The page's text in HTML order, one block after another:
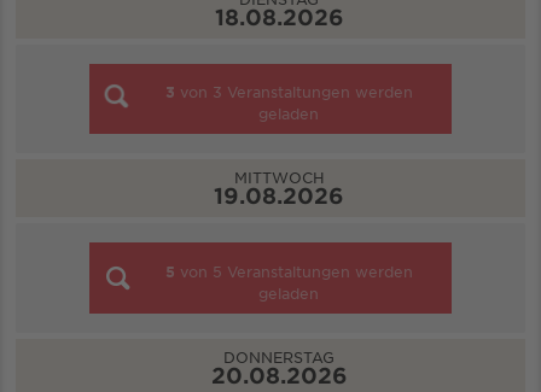
18.08.2026
3 von 3 Veranstaltungen werden
geladen
MITTWOCH
19.08.2026
5 von 5 Veranstaltungen werden
geladen
DONNERSTAG
20.08.2026